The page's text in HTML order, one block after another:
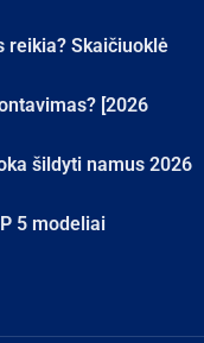
reikia? Skaičiuoklė
[2026
šildyti namus 2026
5 modeliai